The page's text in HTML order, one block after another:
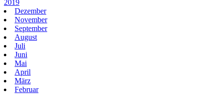
2019
Dezember
November
September
August
Juli
Juni
Mai
April
März
Februar